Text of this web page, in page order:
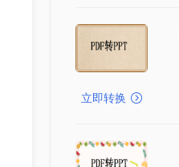
立即转换